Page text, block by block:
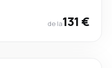
de la131 €